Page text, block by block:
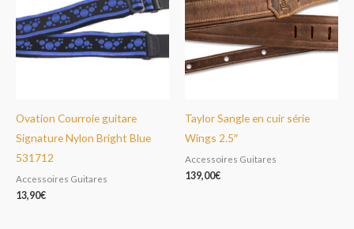
Ovation Courroie guitare
Signature Nylon Bright Blue
531712
Accessoires Guitares
13,90€
Taylor Sangle en cuir série
Wings 2.5″
Accessoires Guitares
139,00€